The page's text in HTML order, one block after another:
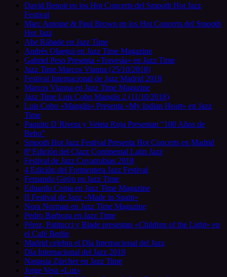
David Benoit en los Hot Concerts del Smooth Hot Jazz
Festival
Marc Antoine & Paul Brown en los Hot Concerts del Smooth
Hot Jazz
Abe Rábade en Jazz Time
Andrés Olaegui en Jazz Time Magazine
Gabriel Peso Presenta «Travesía» en Jazz Time
Jazz Time Marcos Vianna (25/10/2018)
Festival Internacional de Jazz Madrid 2018
Marcos Vianna en Jazz Time Magazine
Jazz Time Luis Cobo Manglis 2 (11/10/2018)
Luis Cobo «Manglis» Presenta «My Indian Heart» en Jazz
Time
Paquito D´Rivera y Veleta Roja Presentan “100 Años de
Bebo”
Smooth Hot Jazz Festival Presenta Hot Concerts en Madrid
8ª Edición del Clazz Continental Latin Jazz
Festival de Jazz Covarrubias 2018
4 Edición del Formentera Jazz Festival
Fernando Girón en Jazz Time
Eduardo Coma en Jazz Time Magazine
II Festival de Jazz «Made in Spain»
Nora Norman en Jazz Time Magazine
Pedro Barboza en Jazz Time
Pérez, Patitucci y Blade presentan «Children of the Light» en
el Café Berlín
Madrid celebra el Día Internacional del Jazz
Día Internacional del Jazz 2018
Nastasia Zürcher en Jazz Time
Jorge Vera «Luz»